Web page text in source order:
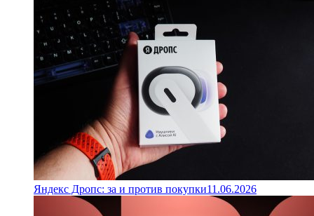
Яндекс Дропс: за и против покупки11.06.2026